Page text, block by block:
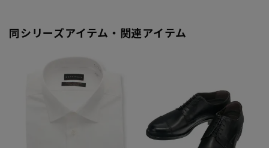
同シリーズアイテム・関連アイテム